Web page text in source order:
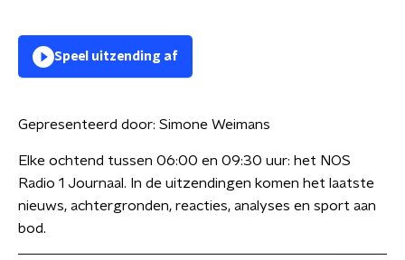
Speel uitzending af
Gepresenteerd door: Simone Weimans
Elke ochtend tussen 06:00 en 09:30 uur: het NOS
Radio 1 Journaal. In de uitzendingen komen het laatste
nieuws, achtergronden, reacties, analyses en sport aan
bod.